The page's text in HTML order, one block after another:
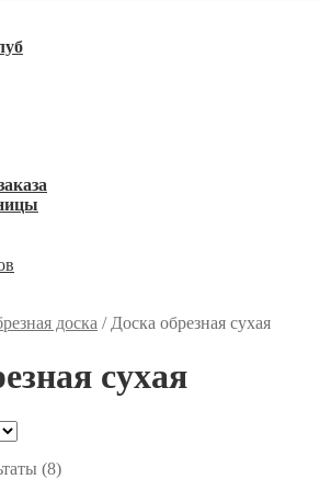
доска / Доска обрезная сухая
сухая
(8)